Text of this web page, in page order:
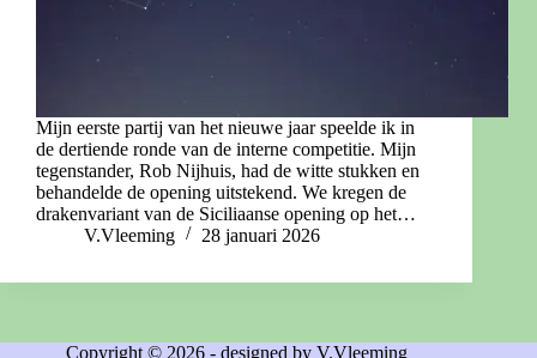
Mijn eerste partij van het nieuwe jaar speelde ik in
de dertiende ronde van de interne competitie. Mijn
tegenstander, Rob Nijhuis, had de witte stukken en
behandelde de opening uitstekend. We kregen de
drakenvariant van de Siciliaanse opening op het…
V.Vleeming
28 januari 2026
Copyright © 2026 - designed by V.Vleeming